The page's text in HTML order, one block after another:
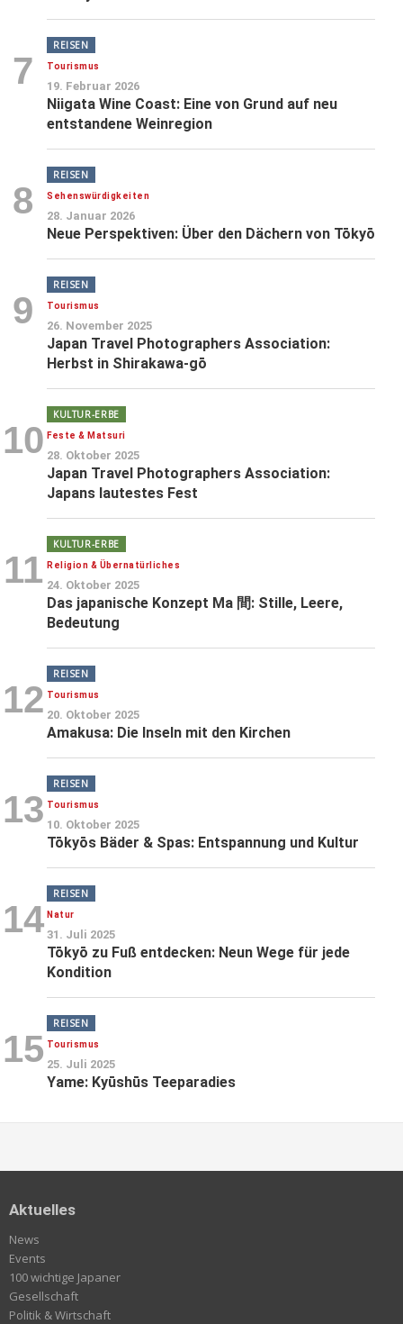
7
REISEN
Tourismus
19. Februar 2026
Niigata Wine Coast: Eine von Grund auf neu
entstandene Weinregion
8
REISEN
Sehenswürdigkeiten
28. Januar 2026
Neue Perspektiven: Über den Dächern von Tōkyō
9
REISEN
Tourismus
26. November 2025
Japan Travel Photographers Association:
Herbst in Shirakawa-gō
10
KULTUR-ERBE
Feste & Matsuri
28. Oktober 2025
Japan Travel Photographers Association:
Japans lautestes Fest
11
KULTUR-ERBE
Religion & Übernatürliches
24. Oktober 2025
Das japanische Konzept Ma 間: Stille, Leere,
Bedeutung
12
REISEN
Tourismus
20. Oktober 2025
Amakusa: Die Inseln mit den Kirchen
13
REISEN
Tourismus
10. Oktober 2025
Tōkyōs Bäder & Spas: Entspannung und Kultur
14
REISEN
Natur
31. Juli 2025
Tōkyō zu Fuß entdecken: Neun Wege für jede
Kondition
15
REISEN
Tourismus
25. Juli 2025
Yame: Kyūshūs Teeparadies
Aktuelles
News
Events
100 wichtige Japaner
Gesellschaft
Politik & Wirtschaft